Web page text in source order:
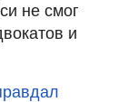
не смог
и